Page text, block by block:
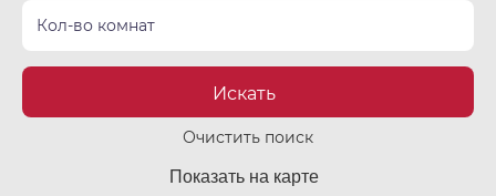
Кол-во комнат
Искать
Очистить поиск
Показать на карте